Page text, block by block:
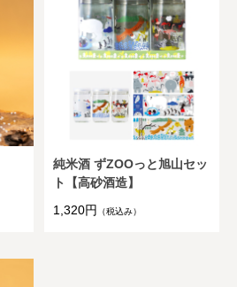
純米酒 ずZOOっと旭山セッ
ト【高砂酒造】
1,320円
（税込み）